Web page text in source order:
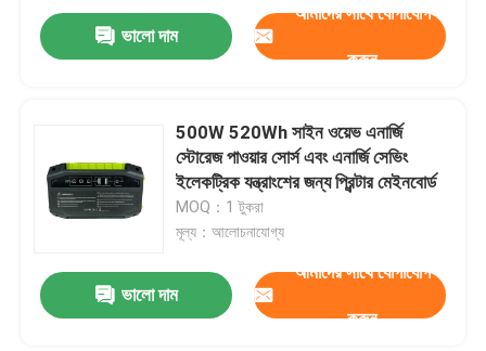
ভালো দাম
আমাদের সাথে যোগাযোগ
করুন
500W 520Wh সাইন ওয়েভ এনার্জি
স্টোরেজ পাওয়ার সোর্স এবং এনার্জি সেভিং
ইলেকট্রিক যন্ত্রাংশের জন্য প্রিন্টার মেইনবোর্ড
MOQ：1 টুকরা
মূল্য：আলোচনাযোগ্য
ভালো দাম
আমাদের সাথে যোগাযোগ
করুন